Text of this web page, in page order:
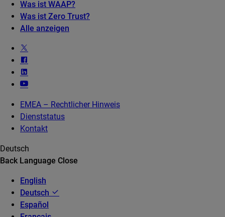
Was ist WAAP?
Was ist Zero Trust?
Alle anzeigen
EMEA – Rechtlicher Hinweis
Dienststatus
Kontakt
Deutsch
Back Language Close
English
Deutsch
Español